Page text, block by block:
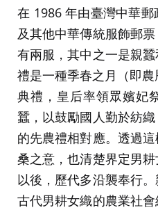
在 1986 年由臺灣中華
及其他中華傳統服飾郵
有兩服，其中之一是親
禮是一種季春之月（即
典禮，皇后率領眾嬪妃
蠶，以鼓勵國人勤於紡
的先農禮相對應。透過
桑之意，也清楚界定男
以後，歷代多沿襲奉行
古代男耕女織的農業社